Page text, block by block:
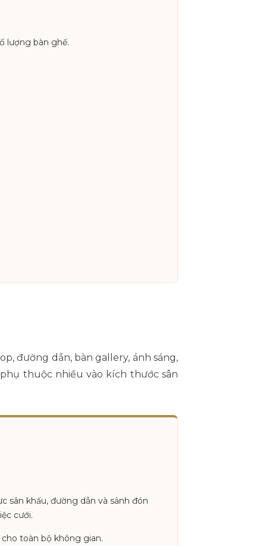
lượng bàn ghế.
đường dẫn, bàn gallery, ánh sáng,
thuộc nhiều vào kích thước sân
sân khấu, đường dẫn và sảnh đón
cưới.
toàn bộ không gian.